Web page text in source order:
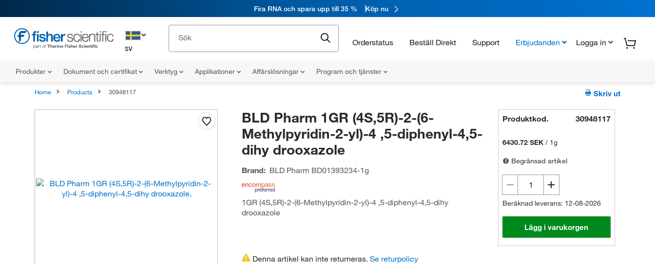
Fira RNA och spara upp till 35 % Köp nu
SV
Orderstatus Beställ Direkt Support Erbjudanden Logga in
Produkter Dokument och certifikat Verktyg Applikationer Affärslösningar Program och tjänster
Home Products 30948117 Skriv ut
BLD Pharm 1GR (4S,5R)-2-(6-
Methylpyridin-2-yl)-4 ,5-diphenyl-4,5-
dihy drooxazole
Brand: BLD Pharm BD01393234-1g
1GR (4S,5R)-2-(6-Methylpyridin-2-yl)-4 ,5-diphenyl-4,5-dihy
drooxazole
Produktkod. 30948117
6430.72 SEK / 1g
Begränsad artikel
Beräknad leverans: 12-08-2026
Lägg i varukorgen
Denna artikel kan inte returneras. Se returpolicy